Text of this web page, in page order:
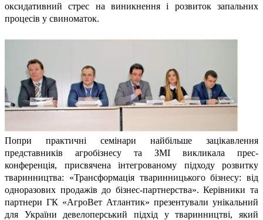
оксидативний стрес на виникнення і розвиток запальних
процесів у свиноматок.
Попри практичні семінари найбільше зацікавлення
представників агробізнесу та ЗМІ викликала прес-
конференція, присвячена інтегрованому підходу розвитку
тваринництва: «Трансформація тваринницького бізнесу: від
одноразових продажів до бізнес-партнерства». Керівники та
партнери ГК «АгроВет Атлантик» презентували унікальний
для України девелоперський підхід у тваринництві, який